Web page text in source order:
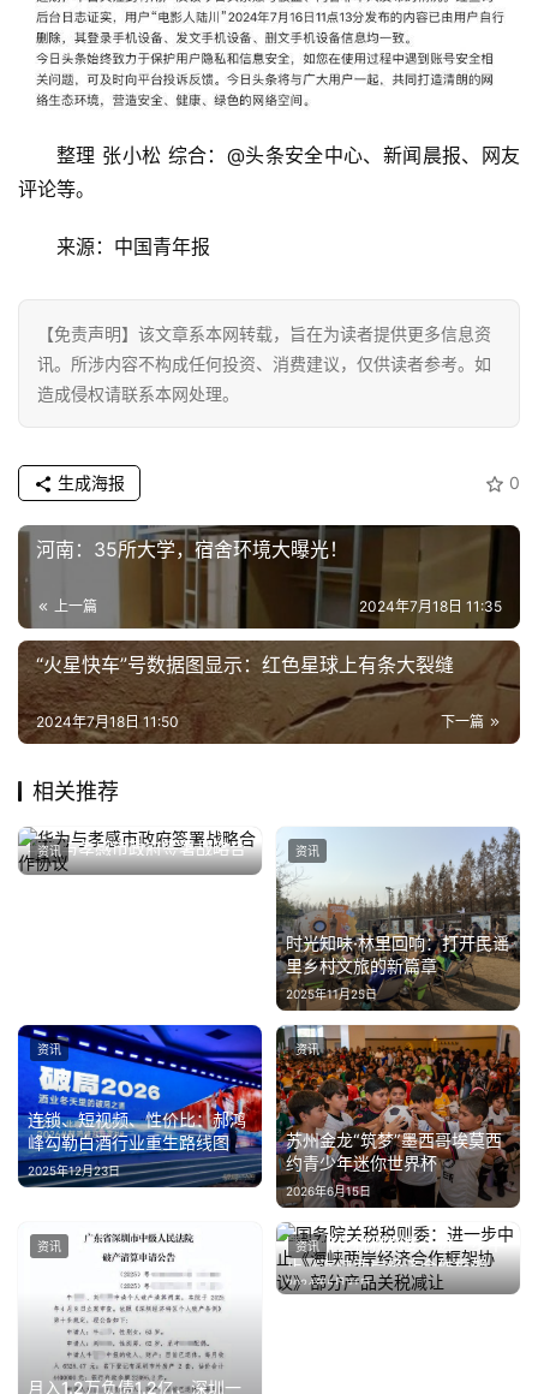
教
育
题
·
能
源
整理 张小松 综合：@头条安全中心、新闻晨报、网友
评论等。
来源：中国青年报
【免责声明】该文章系本网转载，旨在为读者提供更多信息资
讯。所涉内容不构成任何投资、消费建议，仅供读者参考。如
造成侵权请联系本网处理。
0
生成海报
河南：35所大学，宿舍环境大曝光！
上一篇 2024年7月18日 11:35
“火星快车”号数据图显示：红色星球上有条大裂缝
下一篇
2024年7月18日 11:50
相关推荐
华为与孝感市政府签署战略合
作协议
2024年11月19日
资讯
时光知味·林里回响：打开民谣
里乡村文旅的新篇章
2025年11月25日
资讯
连锁、短视频、性价比：郝鸿
峰勾勒白酒行业重生路线图
2025年12月23日
资讯
苏州金龙“筑梦”墨西哥埃莫西
约青少年迷你世界杯
2026年6月15日
资讯
月入1.2万负债1.2亿，深圳一
资讯
国务院关税税则委：进一步中
止《海峡两岸经济合作框架协
议》部分产品关税减让
2024年5月31日
资讯